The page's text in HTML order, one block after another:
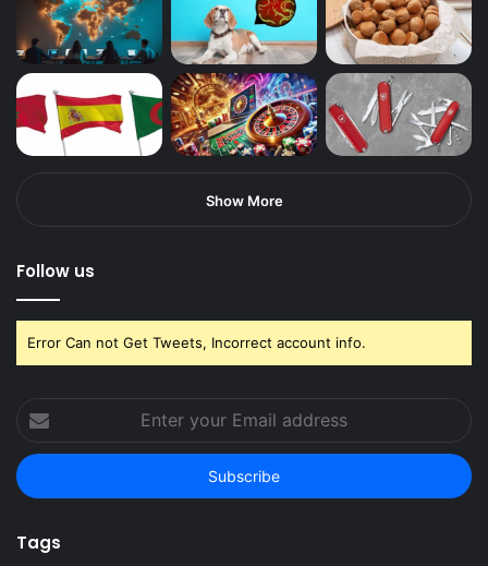
Show More
Follow us
Error Can not Get Tweets, Incorrect account info.
your
Email
address
Tags